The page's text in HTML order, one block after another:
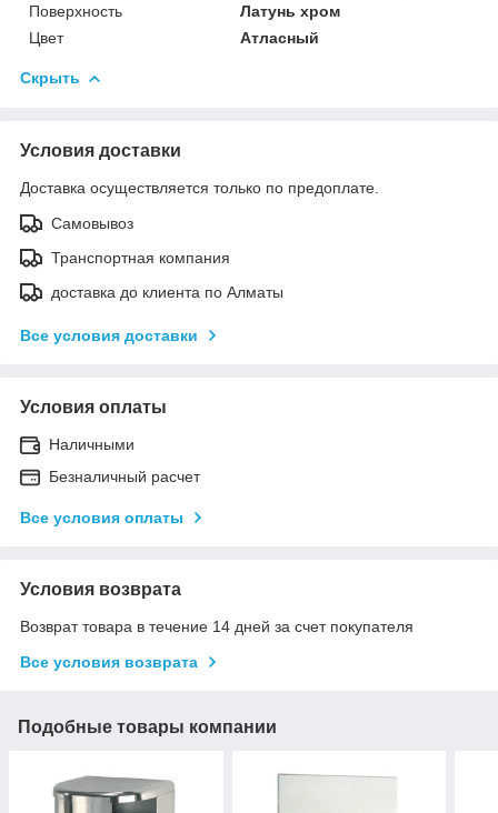
Поверхность
Латунь хром
Цвет
Атласный
Скрыть
Условия доставки
Доставка осуществляется только по предоплате.
Самовывоз
Транспортная компания
доставка до клиента по Алматы
Все условия доставки
Условия оплаты
Наличными
Безналичный расчет
Все условия оплаты
Условия возврата
Возврат товара в течение 14 дней за счет покупателя
Все условия возврата
Подобные товары компании